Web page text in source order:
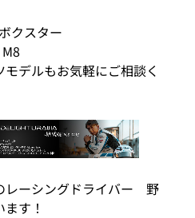
クスター
デルもお気軽にご相談く
レーシングドライバー 野
す！